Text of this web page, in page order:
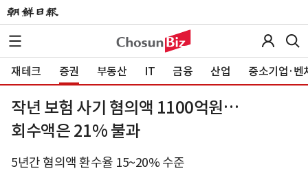
재테크 증권 부동산 IT 금융 산업 중소기업·벤
작년 보험 사기 혐의액 1100억원…
회수액은 21% 불과
5년간 혐의액 환수율 15~20% 수준